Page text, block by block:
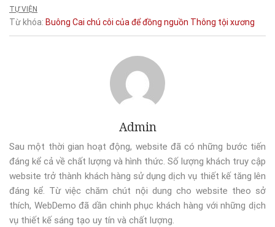
TỰ VIỆN
Từ khóa: Buông Cai chú côi của đểđồng nguồn Thông tội xương
Admin
Sau một thời gian hoạt động, website đã có những bước tiến
đáng kể cả về chất lượng và hình thức. Số lượng khách truy cập
website trở thành khách hàng sử dụng dịch vụ thiết kế tăng lên
đáng kể. Từ việc chăm chút nội dung cho website theo sở
thích, WebDemo đã dần chinh phục khách hàng với những dịch
vụ thiết kế sáng tạo uy tín và chất lượng.